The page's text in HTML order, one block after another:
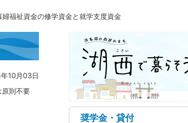
婦福祉資金の修学資金と就学支度資金
10月03日
原則不要
奨学金・貸付